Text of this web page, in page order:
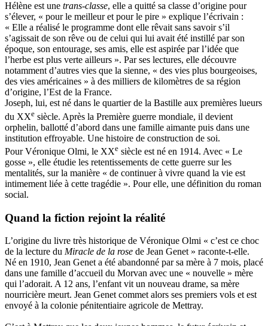
Hélène est une trans-classe, elle a quitté sa classe d’origine pour
s’élever, « pour le meilleur et pour le pire » explique l’écrivain :
« Elle a réalisé le programme dont elle rêvait sans savoir s’il
s’agissait de son rêve ou de celui qui lui avait été instillé par son
époque, son entourage, ses amis, elle est aspirée par l’idée que
l’herbe est plus verte ailleurs ». Par ses lectures, elle découvre
notamment d’autres vies que la sienne, « des vies plus bourgeoises,
des vies américaines » à des milliers de kilomètres de sa région
d’origine, l’Est de la France.
Joseph, lui, est né dans le quartier de la Bastille aux premières lueurs
du XXe siècle. Après la Première guerre mondiale, il devient
orphelin, ballotté d’abord dans une famille aimante puis dans une
institution effroyable. Une histoire de construction de soi.
Pour Véronique Olmi, le XXe siècle est né en 1914. Avec « Le
gosse », elle étudie les retentissements de cette guerre sur les
mentalités, sur la manière « de continuer à vivre quand la vie est
intimement liée à cette tragédie ». Pour elle, une définition du roman
social.
Quand la fiction rejoint la réalité
L’origine du livre très historique de Véronique Olmi « c’est ce choc
de la lecture du Miracle de la rose de Jean Genet » raconte-t-elle.
Né en 1910, Jean Genet a été abandonné par sa mère à 7 mois, placé
dans une famille d’accueil du Morvan avec une « nouvelle » mère
qui l’adorait. A 12 ans, l’enfant vit un nouveau drame, sa mère
nourricière meurt. Jean Genet commet alors ses premiers vols et est
envoyé à la colonie pénitentiaire agricole de Mettray.